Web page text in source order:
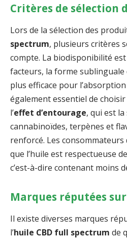
Critères de sélection
Lors de la sélection des
spectrum, plusieurs critères
compte. La biodisponibilité
facteurs, la forme
plus efficace pour l’absorption
également essentiel de
l’effet d’entourage, qui est
cannabinoïdes, terpènes et
renforcé. Les consommateurs
que l’huile est respectueuse
c’est-à-dire contenant moins
Marques réputées
Il existe diverses marques
l’huile CBD full spectrum de